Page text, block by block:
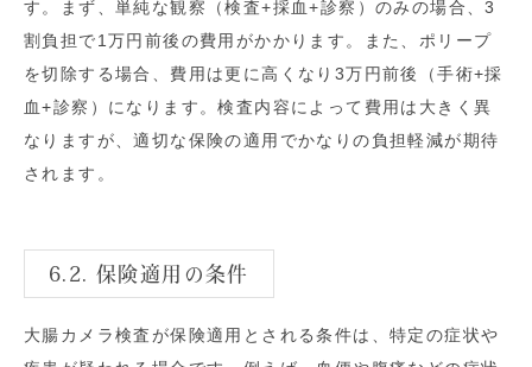
す。まず、単純な観察（検査+採血+診察）のみの場合、3
割負担で1万円前後の費用がかかります。また、ポリープ
を切除する場合、費用は更に高くなり3万円前後（手術+採
血+診察）になります。検査内容によって費用は大きく異
なりますが、適切な保険の適用でかなりの負担軽減が期待
されます。
6.2. 保険適用の条件
大腸カメラ検査が保険適用とされる条件は、特定の症状や